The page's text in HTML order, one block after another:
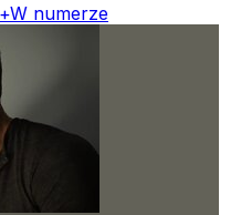
W numerze